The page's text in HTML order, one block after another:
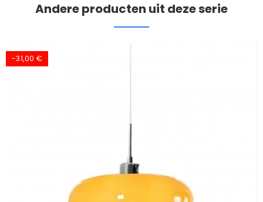
Andere producten uit deze serie